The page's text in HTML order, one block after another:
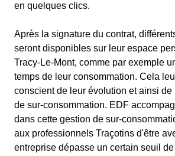
en quelques clics.
Après la signature du contrat,
seront disponibles sur leur espace
Tracy-Le-Mont, comme par exemple
temps de leur consommation. Cela
conscient de leur évolution et ainsi de
de sur-consommation. EDF
dans cette gestion de sur-
aux professionnels Traçotins d'être
entreprise dépasse un certain seuil